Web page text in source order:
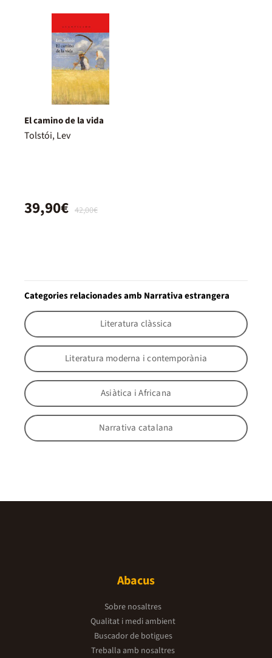
El camino de la vida
Tolstói, Lev
42,00€
39,90€
Categories relacionades amb Narrativa estrangera
Literatura clàssica
Literatura moderna i contemporània
Asiàtica i Africana
Narrativa catalana
Abacus
Sobre nosaltres
Qualitat i medi ambient
Buscador de botigues
Treballa amb nosaltres